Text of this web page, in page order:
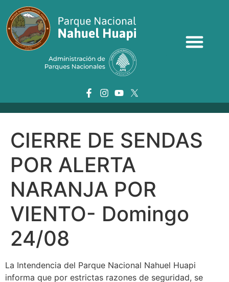
CIERRE DE SENDAS
POR ALERTA
NARANJA POR
VIENTO- Domingo
24/08
La Intendencia del Parque Nacional Nahuel Huapi
informa que por estrictas razones de seguridad, se